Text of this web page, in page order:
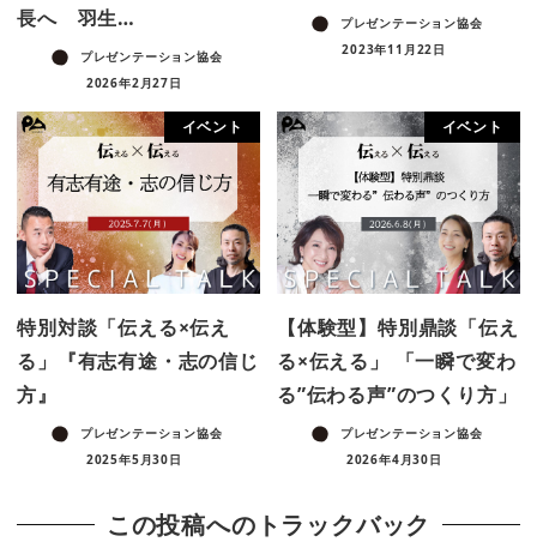
長へ 羽生…
プレゼンテーション協会
2026年2月27日
プレゼンテーション協会
2023年11月22日
イベント
特別対談「伝える×伝え
る」『有志有途・志の信じ
方』
プレゼンテーション協会
2025年5月30日
イベント
【体験型】特別鼎談「伝え
る×伝える」 「一瞬で変わ
る”伝わる声”のつくり方」
プレゼンテーション協会
2026年4月30日
この投稿へのトラックバック